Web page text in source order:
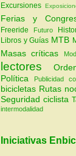
Excursiones
Ferias y
Freeride Futuro
Libros y Guías MTB
Masas críticas
lectores
Política Publicidad
bicicletas Rutas
Seguridad ciclista
intermodalidad
Iniciativas